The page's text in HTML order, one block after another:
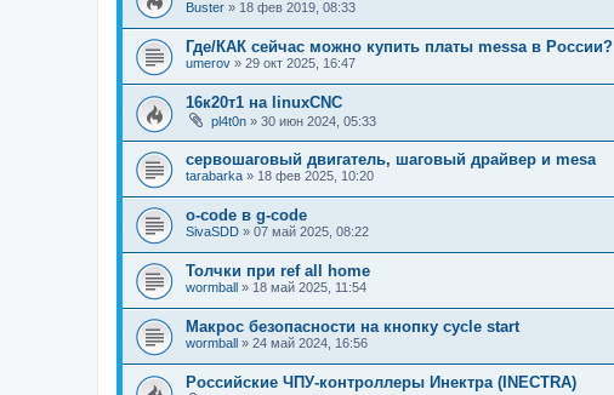
Buster » 18 фев 2019, 08:33
Где/КАК сейчас можно купить платы messa в России?
umerov » 29 окт 2025, 16:47
16к20т1 на linuxCNC
pl4t0n » 30 июн 2024, 05:33
сервошаговый двигатель, шаговый драйвер и mesa
tarabarka » 18 фев 2025, 10:20
o-code в g-code
SivaSDD » 07 май 2025, 08:22
Толчки при ref all home
wormball » 18 май 2025, 11:54
Макрос безопасности на кнопку cycle start
wormball » 24 май 2024, 16:56
Российские ЧПУ-контроллеры Инектра (INECTRA)